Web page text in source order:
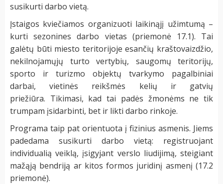
susikurti darbo vietą.
Įstaigos kviečiamos organizuoti laikinąjį užimtumą –
kurti sezonines darbo vietas (priemonė 17.1). Tai
galėtų būti miesto teritorijoje esančių kraštovaizdžio,
nekilnojamųjų turto vertybių, saugomų teritorijų,
sporto ir turizmo objektų tvarkymo pagalbiniai
darbai, vietinės reikšmės kelių ir gatvių
priežiūra. Tikimasi, kad tai padės žmonėms ne tik
trumpam įsidarbinti, bet ir likti darbo rinkoje.
Programa taip pat orientuota į fizinius asmenis. Jiems
padedama susikurti darbo vietą: registruojant
individualią veiklą, įsigyjant verslo liudijimą, steigiant
mažąją bendriją ar kitos formos juridinį asmenį (17.2
priemonė).